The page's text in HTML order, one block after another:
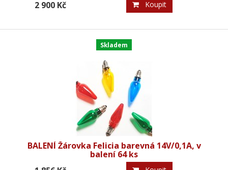
2 900 Kč Koupit
BALENÍ Žárovka Felicia barevná 14V/0,1A, v
balení 64 ks
Skladem